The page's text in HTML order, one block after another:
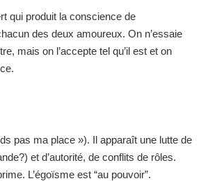
qui produit la conscience de
des deux amoureux. On n’essaie
mais on l’accepte tel qu’il est et on
pas ma place »). Il apparaît une lutte de
et d’autorité, de conflits de rôles.
L’égoïsme est “au pouvoir”.